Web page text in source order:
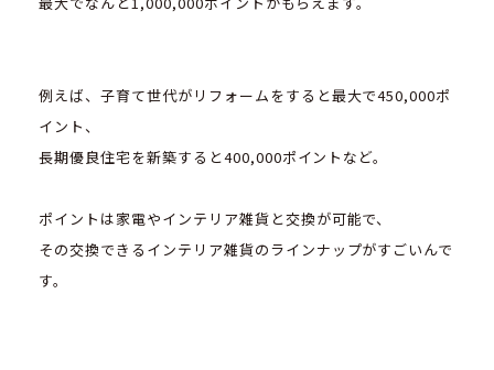
例えば、子育て世代がリフォームをすると最大で450,000ポ
イント、
長期優良住宅を新築すると400,000ポイントなど。
ポイントは家電やインテリア雑貨と交換が可能で、
その交換できるインテリア雑貨のラインナップがすごいんで
す。